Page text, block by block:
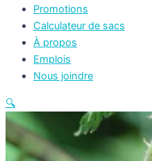
Promotions
Calculateur de sacs
À propos
Emplois
Nous joindre
🔍